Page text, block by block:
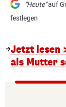
"Heute"auf
festlegen
Jetzt lesen
als Mutter